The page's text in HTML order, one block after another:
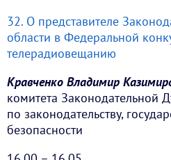
32. О представителе
области в Федеральной
телерадиовещанию
Кравченко Владимир
комитета Законодательной
по законодательству,
безопасности